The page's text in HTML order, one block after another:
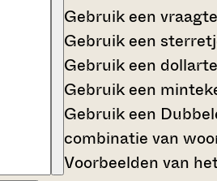
Gebruik een
Gebruik een
Gebruik een
Gebruik een
Gebruik een
combinatie van
Voorbeelden van